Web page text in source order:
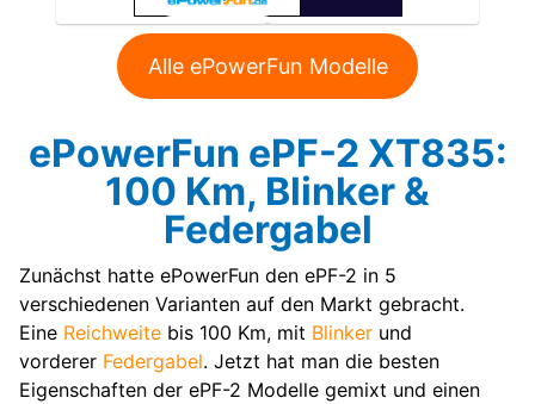
Alle ePowerFun Modelle
ePowerFun ePF-2 XT835:
100 Km, Blinker &
Federgabel
Zunächst hatte ePowerFun den ePF-2 in 5
verschiedenen Varianten auf den Markt gebracht.
Eine Reichweite bis 100 Km, mit Blinker und
vorderer Federgabel. Jetzt hat man die besten
Eigenschaften der ePF-2 Modelle gemixt und einen